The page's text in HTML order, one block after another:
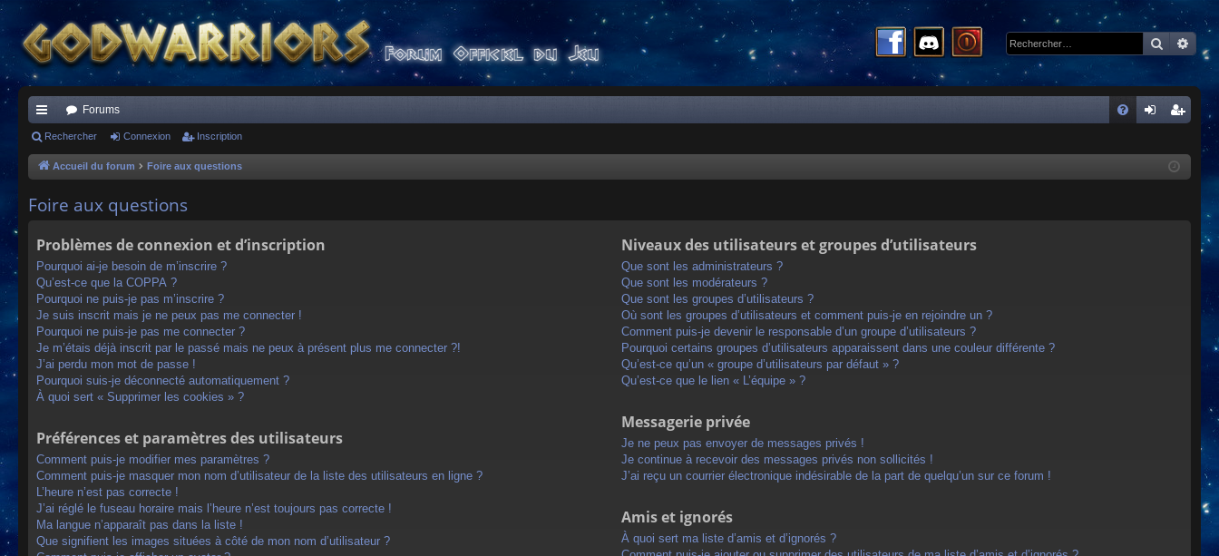
ac
co
s
Forums
cri
Rechercher Connexion Inscription
Accueil du forum Foire aux questions
Foire aux questions
Problèmes de connexion et d’inscription
Pourquoi ai-je besoin de m’inscrire ?
Qu’est-ce que la COPPA ?
Pourquoi ne puis-je pas m’inscrire ?
Je suis inscrit mais je ne peux pas me connecter !
Pourquoi ne puis-je pas me connecter ?
Je m’étais déjà inscrit par le passé mais ne peux à présent plus me connecter ?!
J’ai perdu mon mot de passe !
Pourquoi suis-je déconnecté automatiquement ?
À quoi sert « Supprimer les cookies » ?
Préférences et paramètres des utilisateurs
Comment puis-je modifier mes paramètres ?
Comment puis-je masquer mon nom d’utilisateur de la liste des utilisateurs en ligne ?
L’heure n’est pas correcte !
J’ai réglé le fuseau horaire mais l’heure n’est toujours pas correcte !
Ma langue n’apparaît pas dans la liste !
Que signifient les images situées à côté de mon nom d’utilisateur ?
Niveaux des utilisateurs et groupes d’utilisateurs
Que sont les administrateurs ?
Que sont les modérateurs ?
Que sont les groupes d’utilisateurs ?
Où sont les groupes d’utilisateurs et comment puis-je en rejoindre un ?
Comment puis-je devenir le responsable d’un groupe d’utilisateurs ?
Pourquoi certains groupes d’utilisateurs apparaissent dans une couleur différente ?
Qu’est-ce qu’un « groupe d’utilisateurs par défaut » ?
Qu’est-ce que le lien « L’équipe » ?
Messagerie privée
Je ne peux pas envoyer de messages privés !
Je continue à recevoir des messages privés non sollicités !
J’ai reçu un courrier électronique indésirable de la part de quelqu’un sur ce forum !
Amis et ignorés
À quoi sert ma liste d’amis et d’ignorés ?